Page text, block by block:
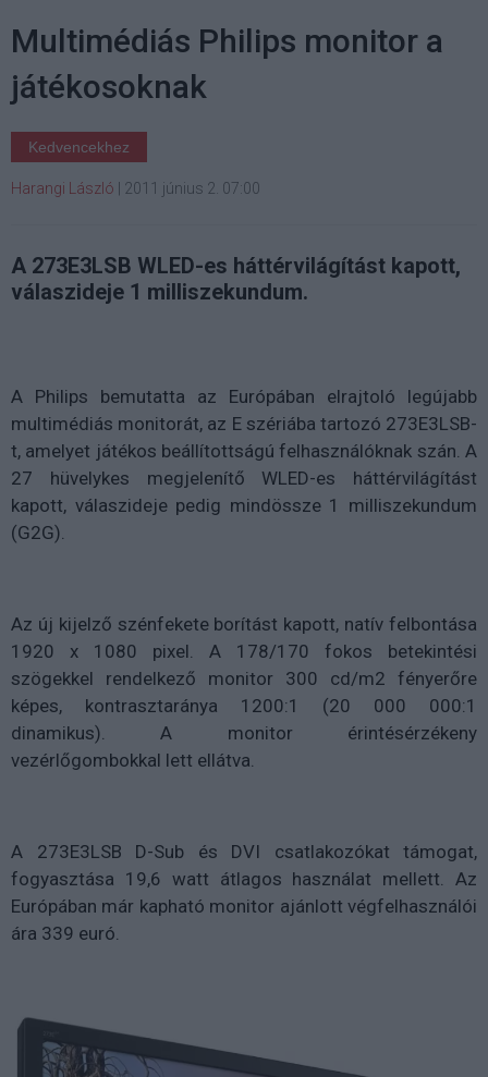
Multimédiás Philips monitor a
játékosoknak
Kedvencekhez
Harangi László 2011 június 2. 07:00
A 273E3LSB WLED-es háttérvilágítást kapott,
válaszideje 1 milliszekundum.
A Philips bemutatta az Európában elrajtoló legújabb
multimédiás monitorát, az E szériába tartozó 273E3LSB-
t, amelyet játékos beállítottságú felhasználóknak szán. A
27 hüvelykes megjelenítő WLED-es háttérvilágítást
kapott, válaszideje pedig mindössze 1 milliszekundum
(G2G).
Az új kijelző szénfekete borítást kapott, natív felbontása
1920 x 1080 pixel. A 178/170 fokos betekintési
szögekkel rendelkező monitor 300 cd/m2 fényerőre
képes, kontrasztaránya 1200:1 (20 000 000:1
dinamikus). A monitor érintésérzékeny
vezérlőgombokkal lett ellátva.
A 273E3LSB D-Sub és DVI csatlakozókat támogat,
fogyasztása 19,6 watt átlagos használat mellett. Az
Európában már kapható monitor ajánlott végfelhasználói
ára 339 euró.